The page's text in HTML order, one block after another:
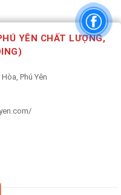
YÊN CHẤT LƯỢNG,
Phú Yên